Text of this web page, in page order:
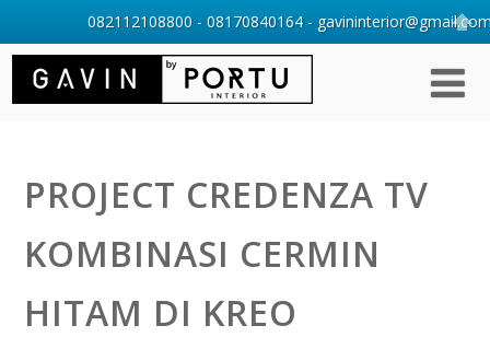
PROJECT CREDENZA TV
KOMBINASI CERMIN
HITAM DI KREO
082112108800 - 08170840164 -